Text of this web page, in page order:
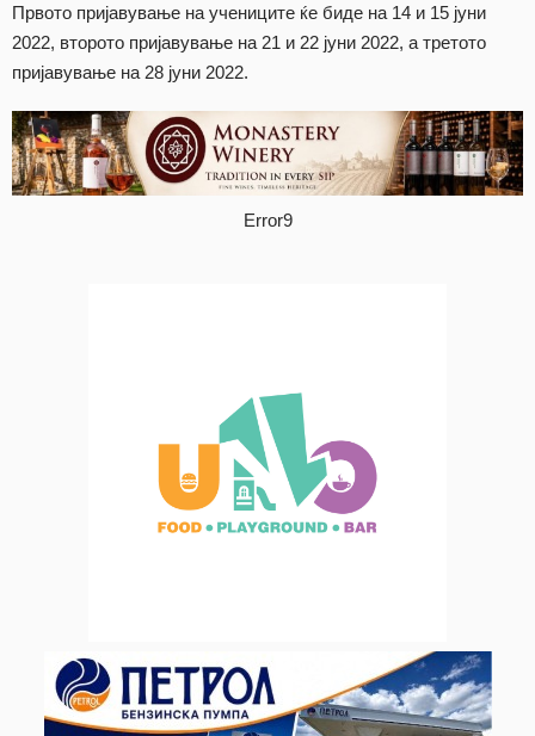
Првото пријавување на учениците ќе биде на 14 и 15 јуни
2022, второто пријавување на 21 и 22 јуни 2022, а третото
пријавување на 28 јуни 2022.
Error9